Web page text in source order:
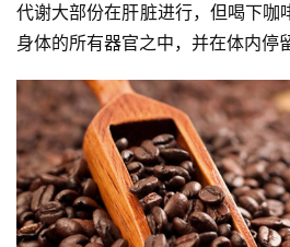
代谢大部份在肝脏进行，但喝下咖
身体的所有器官之中，并在体内停